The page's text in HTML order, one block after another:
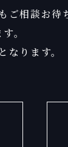
ご相談お待
。
なります。